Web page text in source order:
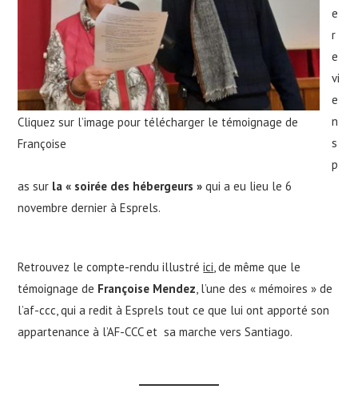
Cliquez sur l’image pour télécharger le témoignage de
Françoise
e
r
e
vi
e
n
s
p
as sur la « soirée des hébergeurs » qui a eu lieu le 6
novembre dernier à Esprels.
Retrouvez le compte-rendu illustréici, de même que le
témoignage de Françoise Mendez, l’une des « mémoires » de
l’af-ccc, qui a redit à Esprels tout ce que lui ont apporté son
appartenance à l’AF-CCC et sa marche vers Santiago.